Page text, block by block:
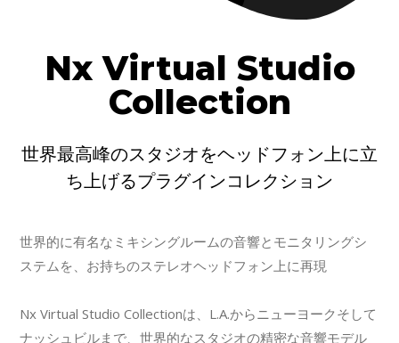
Nx Virtual Studio
Collection
世界最高峰のスタジオをヘッドフォン上に立
ち上げるプラグインコレクション
世界的に有名なミキシングルームの音響とモニタリングシ
ステムを、お持ちのステレオヘッドフォン上に再現
Nx Virtual Studio Collectionは、L.A.からニューヨークそして
ナッシュビルまで、世界的なスタジオの精密な音響モデル